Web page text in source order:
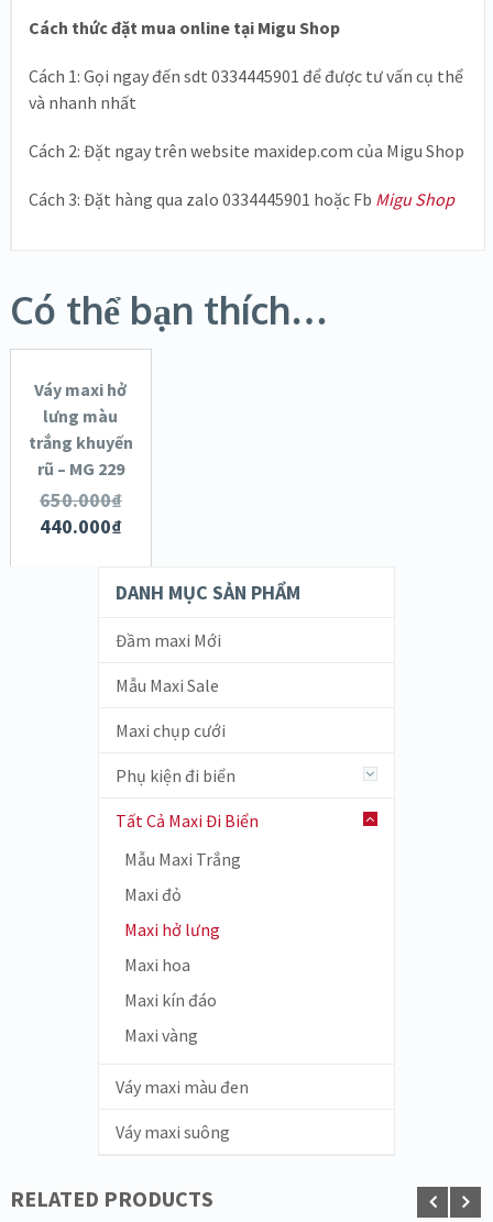
Cách thức đặt mua online tại Migu Shop
Cách 1: Gọi ngay đến sdt 0334445901 để được tư vấn cụ thể
và nhanh nhất
Cách 2: Đặt ngay trên website maxidep.com của Migu Shop
Cách 3: Đặt hàng qua zalo 0334445901 hoặc Fb Migu Shop
Có thể bạn thích…
SALE!
XEM NHANH
CHI TIẾT
CHỌN
CÁC TÙY
CHỌN
Váy maxi hở
lưng màu
trắng khuyến
rũ – MG 229
650.000₫
440.000₫
DANH MỤC SẢN PHẨM
Đầm maxi Mới
Mẫu Maxi Sale
Maxi chụp cưới
Phụ kiện đi biển
Tất Cả Maxi Đi Biển
Mẫu Maxi Trắng
Maxi đỏ
Maxi hở lưng
Maxi hoa
Maxi kín đáo
Maxi vàng
Váy maxi màu đen
Váy maxi suông
RELATED PRODUCTS